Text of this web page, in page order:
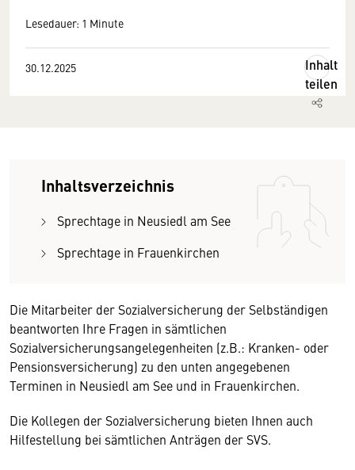
Lesedauer: 1 Minute
30.12.2025
Inhalt
teilen
Inhaltsverzeichnis
Sprechtage in Neusiedl am See
Sprechtage in Frauenkirchen
Die Mitarbeiter der Sozialversicherung der Selbständigen
beantworten Ihre Fragen in sämtlichen
Sozialversicherungsangelegenheiten (z.B.: Kranken- oder
Pensionsversicherung) zu den unten angegebenen
Terminen in Neusiedl am See und in Frauenkirchen.
Die Kollegen der Sozialversicherung bieten Ihnen auch
Hilfestellung bei sämtlichen Anträgen der SVS.